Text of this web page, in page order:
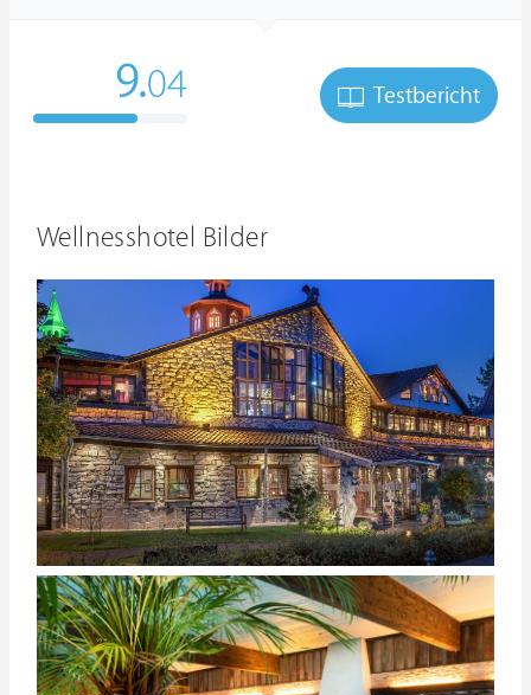
9.04 Testbericht
Wellnesshotel Bilder